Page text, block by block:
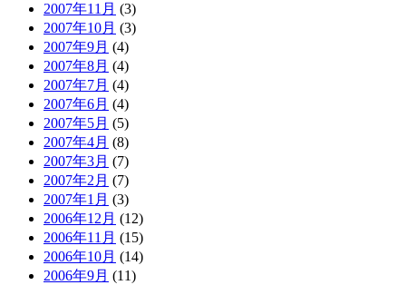
2007年11月 (3)
2007年10月 (3)
2007年9月 (4)
2007年8月 (4)
2007年7月 (4)
2007年6月 (4)
2007年5月 (5)
2007年4月 (8)
2007年3月 (7)
2007年2月 (7)
2007年1月 (3)
2006年12月 (12)
2006年11月 (15)
2006年10月 (14)
2006年9月 (11)